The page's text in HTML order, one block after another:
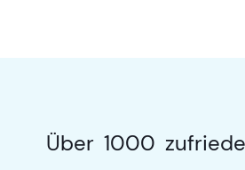
Über 1000